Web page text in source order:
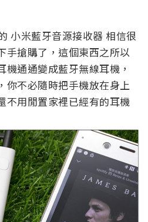
小米藍牙音源接收器 相信很
手搶購了，這個東西之所以
通通變成藍牙無線耳機，
你不必隨時把手機放在身上
不用閒置家裡已經有的耳機